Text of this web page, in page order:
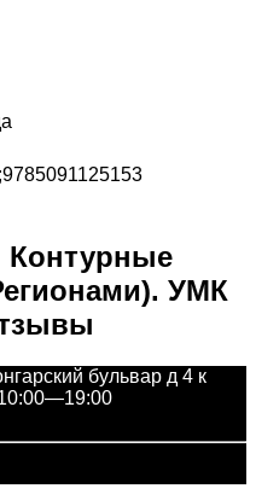
Контурные
УМК
бульвар д 4 к